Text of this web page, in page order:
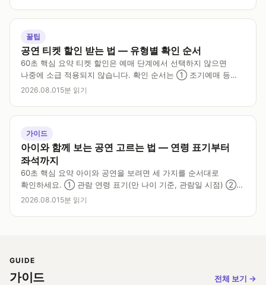
지표만 사용하며,…
꿀팁
공연 티켓 할인 받는 법 — 유형별 확인 순서
60초 핵심 요약 티켓 할인은 예매 단계에서 선택하지 않으면
나중에 소급 적용되지 않습니다. 확인 순서는 ① 조기예매 등
시기 할인 ② 청소년·경로·장애인 등 신분 할인 ③ 공연장 회원
2026.08.01 5분 읽기
가이드
아이와 함께 보는 공연 고르는 법 — 연령 표기부터
좌석까지
60초 핵심 요약 아이와 공연을 보려면 세 가지를 순서대로
확인하세요. ① 관람 연령 표기(만 나이 기준, 관람일 시점) ②
아동 별도 좌석 필요 여부 ③ 러닝타임과 인터미션 유무입니다.
2026.08.01 5분 읽기
GUIDE
가이드 전체 보기 →